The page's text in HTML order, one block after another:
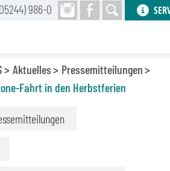
Aktuelles
Pressemitteilungen
Fahrt in den Herbstferien
986-0